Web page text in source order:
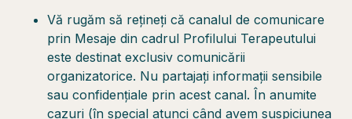
Vă rugăm să rețineți că canalul de comunicare
prin Mesaje din cadrul Profilului Terapeutului
este destinat exclusiv comunicării
organizatorice. Nu partajați informații sensibile
sau confidențiale prin acest canal. În anumite
cazuri (în special atunci când avem suspiciunea